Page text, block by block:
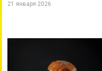
21 января 2026